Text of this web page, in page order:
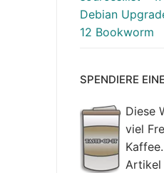
Debian
12 Bookworm
SPENDIERE
Diese
viel
Artikel